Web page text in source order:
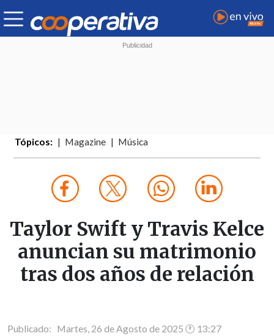
Tópicos: Magazine Música
Taylor Swift y Travis Kelce
anuncian su matrimonio
tras dos años de relación
Publicado: Martes, 26 de Agosto de 2025 🕐 13:27